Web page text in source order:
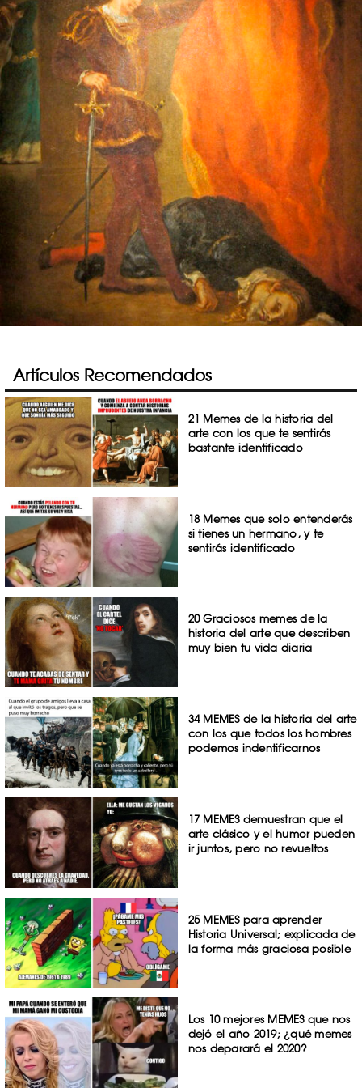
Artículos Recomendados
21 Memes de la historia del
arte con los que te sentirás
bastante identificado
18 Memes que solo entenderás
si tienes un hermano, y te
sentirás identificado
20 Graciosos memes de la
historia del arte que describen
muy bien tu vida diaria
34 MEMES de la historia del arte
con los que todos los hombres
podemos indentificarnos
17 MEMES demuestran que el
arte clásico y el humor pueden
ir juntos, pero no revueltos
25 MEMES para aprender
Historia Universal; explicada de
la forma más graciosa posible
Los 10 mejores MEMES que nos
dejó el año 2019; ¿qué memes
nos deparará el 2020?